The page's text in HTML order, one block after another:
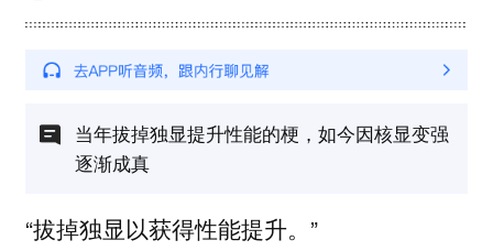
当年拔掉独显提升性能的梗，如今因核显变强
逐渐成真
“拔掉独显以获得性能提升。”